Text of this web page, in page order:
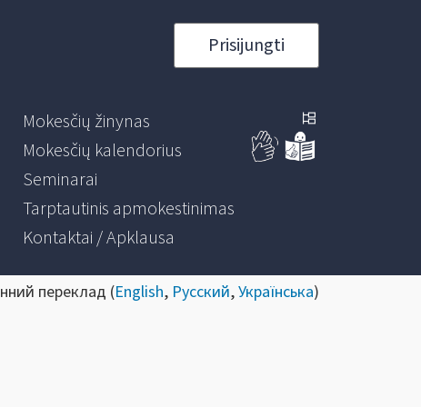
Prisijungti
Mokesčių žinynas
Mokesčių kalendorius
Seminarai
Tarptautinis apmokestinimas
Kontaktai / Apklausa
переклад (English, Русский,Українська)